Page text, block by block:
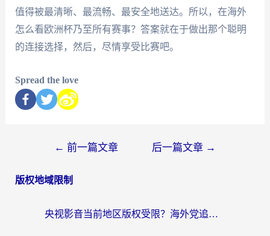
值得被最清晰、最流畅、最安全地送达。所以，在海外
怎么看欧洲杯乃至所有赛事？答案就在于做出那个聪明
的连接选择，然后，尽情享受比赛吧。
Spread the love
← 前一篇文章 后一篇文章 →
版权地域限制
央视影音当前地区版权受限？海外党追剧看片的终极解决方案来了